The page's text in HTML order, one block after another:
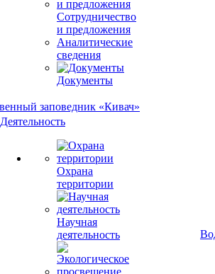
Сотрудничество
и предложения
Аналитические
сведения
Документы
Деятельность
Охрана
территории
Научная
деятельность